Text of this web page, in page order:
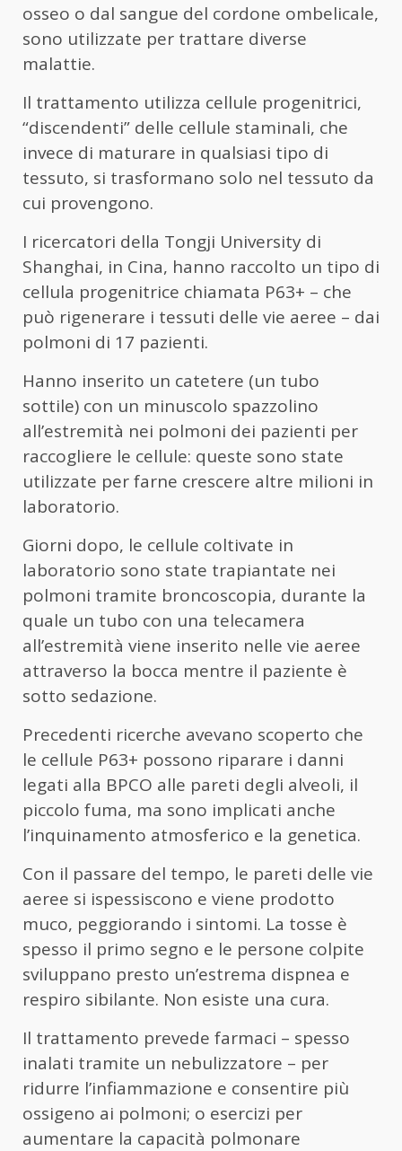
osseo o dal sangue del cordone ombelicale,
sono utilizzate per trattare diverse
malattie.
Il trattamento utilizza cellule progenitrici,
“discendenti” delle cellule staminali, che
invece di maturare in qualsiasi tipo di
tessuto, si trasformano solo nel tessuto da
cui provengono.
I ricercatori della Tongji University di
Shanghai, in Cina, hanno raccolto un tipo di
cellula progenitrice chiamata P63+ – che
può rigenerare i tessuti delle vie aeree – dai
polmoni di 17 pazienti.
Hanno inserito un catetere (un tubo
sottile) con un minuscolo spazzolino
all’estremità nei polmoni dei pazienti per
raccogliere le cellule: queste sono state
utilizzate per farne crescere altre milioni in
laboratorio.
Giorni dopo, le cellule coltivate in
laboratorio sono state trapiantate nei
polmoni tramite broncoscopia, durante la
quale un tubo con una telecamera
all’estremità viene inserito nelle vie aeree
attraverso la bocca mentre il paziente è
sotto sedazione.
Precedenti ricerche avevano scoperto che
le cellule P63+ possono riparare i danni
legati alla BPCO alle pareti degli alveoli, il
piccolo fuma, ma sono implicati anche
l’inquinamento atmosferico e la genetica.
Con il passare del tempo, le pareti delle vie
aeree si ispessiscono e viene prodotto
muco, peggiorando i sintomi. La tosse è
spesso il primo segno e le persone colpite
sviluppano presto un’estrema dispnea e
respiro sibilante. Non esiste una cura.
Il trattamento prevede farmaci – spesso
inalati tramite un nebulizzatore – per
ridurre l’infiammazione e consentire più
ossigeno ai polmoni; o esercizi per
aumentare la capacità polmonare